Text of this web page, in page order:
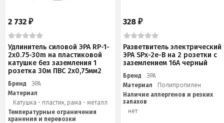
2 732 ₽
Удлинитель силовой ЭРА RP-1-
2x0.75-30m на пластиковой
катушке без заземления 1
розетка 30м ПВС 2х0,75мм2
Бренд
ЭРА
Материал
Катушка - пластик, рама - металл
Температурные ограничения
хранения и перевозки
328₽
Разветвитель электрический
ЭРА SPx-2e-B на 2 розетки с
заземлением 16А черный
Бренд
ЭРА
Материал
Полипропилен
Наличие аллергенов и резких
запахов
нет